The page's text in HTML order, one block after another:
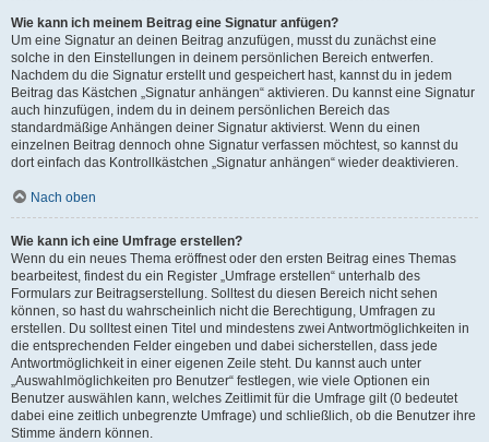
Wie kann ich meinem Beitrag eine Signatur anfügen?
Um eine Signatur an deinen Beitrag anzufügen, musst du zunächst eine
solche in den Einstellungen in deinem persönlichen Bereich entwerfen.
Nachdem du die Signatur erstellt und gespeichert hast, kannst du in jedem
Beitrag das Kästchen „Signatur anhängen“ aktivieren. Du kannst eine Signatur
auch hinzufügen, indem du in deinem persönlichen Bereich das
standardmäßige Anhängen deiner Signatur aktivierst. Wenn du einen
einzelnen Beitrag dennoch ohne Signatur verfassen möchtest, so kannst du
dort einfach das Kontrollkästchen „Signatur anhängen“ wieder deaktivieren.
Nach oben
Wie kann ich eine Umfrage erstellen?
Wenn du ein neues Thema eröffnest oder den ersten Beitrag eines Themas
bearbeitest, findest du ein Register „Umfrage erstellen“ unterhalb des
Formulars zur Beitragserstellung. Solltest du diesen Bereich nicht sehen
können, so hast du wahrscheinlich nicht die Berechtigung, Umfragen zu
erstellen. Du solltest einen Titel und mindestens zwei Antwortmöglichkeiten in
die entsprechenden Felder eingeben und dabei sicherstellen, dass jede
Antwortmöglichkeit in einer eigenen Zeile steht. Du kannst auch unter
„Auswahlmöglichkeiten pro Benutzer“ festlegen, wie viele Optionen ein
Benutzer auswählen kann, welches Zeitlimit für die Umfrage gilt (0 bedeutet
dabei eine zeitlich unbegrenzte Umfrage) und schließlich, ob die Benutzer ihre
Stimme ändern können.